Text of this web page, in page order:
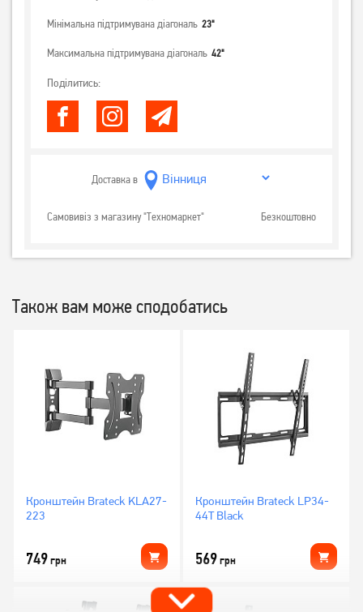
Мінімальна підтримувана діагональ 23"
Максимальна підтримувана діагональ 42"
Поділитись:
Доставка в
Самовивіз з магазину "Техномаркет" Безкоштовно
Також вам може сподобатись
Кронштейн Brateck KLA27-
223
749грн
Кронштейн Brateck LP34-
44T Black
569грн